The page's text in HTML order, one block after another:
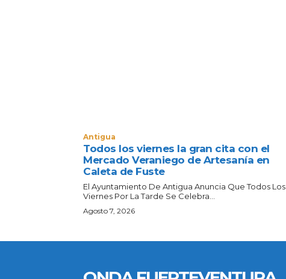
Antigua
Todos los viernes la gran cita con el
Mercado Veraniego de Artesanía en
Caleta de Fuste
El Ayuntamiento De Antigua Anuncia Que Todos Los
Viernes Por La Tarde Se Celebra...
Agosto 7, 2026